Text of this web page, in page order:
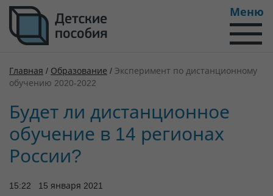
Меню
Главная / Образование / Эксперимент по дистанционному
обучению 2020-2022
Будет ли дистанционное
обучение в 14 регионах
России?
15:22 15 января 2021